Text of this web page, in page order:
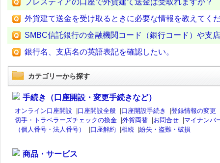
外貨建て送金を受け取るときに必要な情報を教えてく
SMBC信託銀行の金融機関コード（銀行コード）や支
銀行名、支店名の英語表記を確認したい。
カテゴリーから探す
手続き（口座開設・変更手続きなど）
オンライン口座開設 |口座開設全般 |口座開設手続き |登録情報の変更
切手・トラベラーズチェックの換金 |外貨両替 |お問合せ |マイナンバ
（個人番号・法人番号）
|口座解約 |相続 |紛失・盗難・破損
商品・サービス